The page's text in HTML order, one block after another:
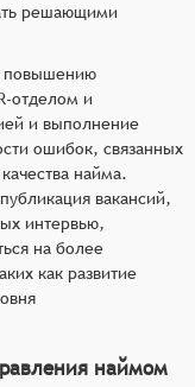
решающими
повышению
отделом и
и выполнение
ошибок, связанных
найма.
вакансий,
интервью,
на более
как развитие
наймом